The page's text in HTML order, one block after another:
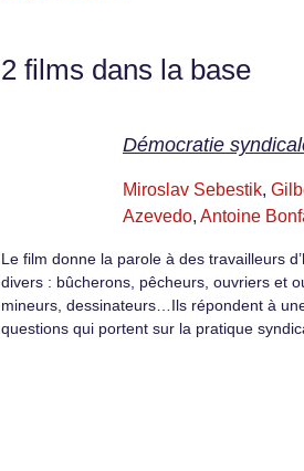
2 films dans la base
Démocratie
Miroslav Sebestik,
Azevedo, Antoine
Le film donne la parole à des travailleurs
divers : bûcherons, pêcheurs, ouvriers et
mineurs, dessinateurs…Ils répondent à
questions qui portent sur la pratique